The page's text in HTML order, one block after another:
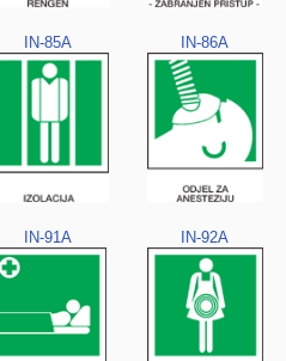
IN-85A IN-86A
IN-91A IN-92A